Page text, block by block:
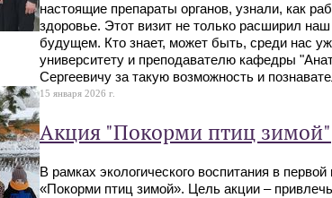
настоящие препараты органов, узнали, как
здоровье. Этот визит не только расширил
будущем. Кто знает, может быть, среди нас
университету и преподавателю кафедры
Сергеевичу за такую возможность и
15 января 2026 г.
Акция "Покорми птиц зимой"
В рамках экологического воспитания в
«Покорми птиц зимой». Цель акции –